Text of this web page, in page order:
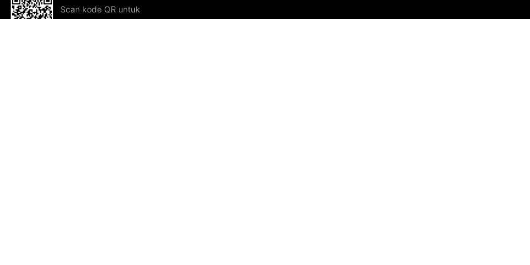
Scan kode QR untuk
mengunduh sekarang!